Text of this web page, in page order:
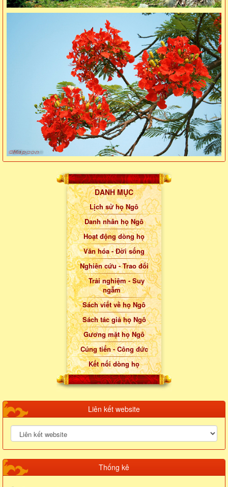
DANH MỤC
Lịch sử họ Ngô
Danh nhân họ Ngô
Hoạt động dòng họ
Văn hóa - Đời sống
Nghiên cứu - Trao đổi
Trải nghiệm - Suy
ngẫm
Sách viết về họ Ngô
Sách tác giả họ Ngô
Gương mặt họ Ngô
Cúng tiến - Công đức
Kết nối dòng họ
Liên kết website
Thống kê